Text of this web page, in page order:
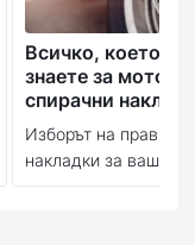
Всичко, което
знаете за
спирачни
Изборът на
накладки за вашия